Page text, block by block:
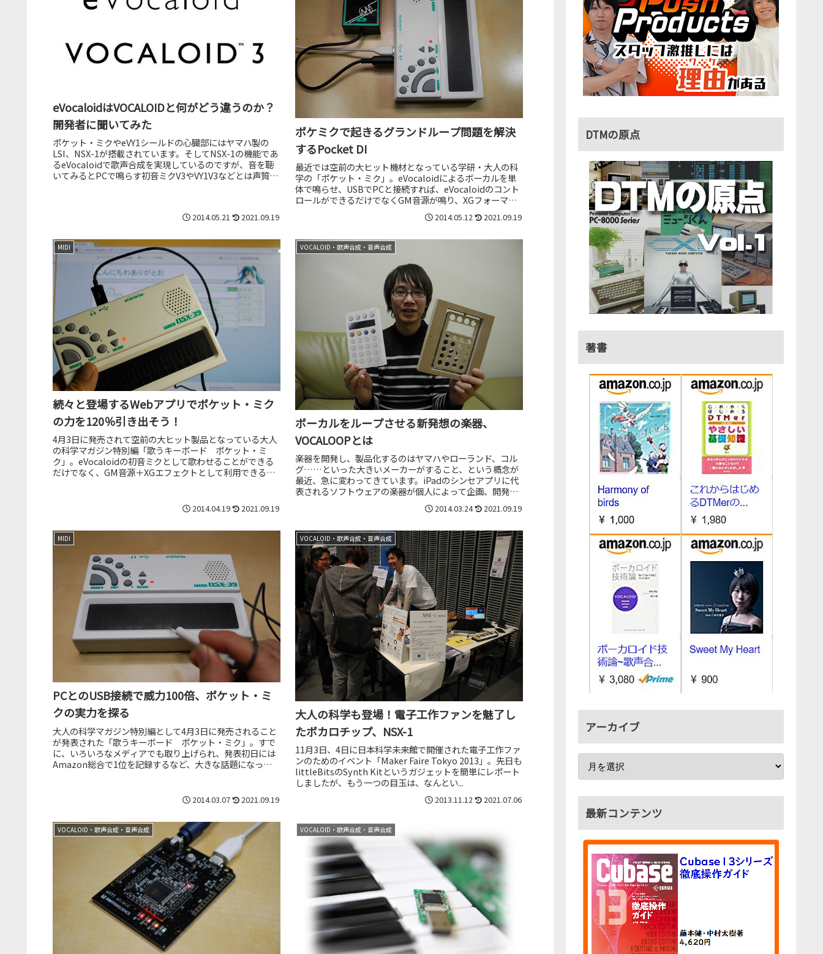
eVocaloidはVOCALOIDと何がどう違うのか？
開発者に聞いてみた
ポケット・ミクやeVY1シールドの心臓部にはヤマハ製の
LSI、NSX-1が搭載されています。そしてNSX-1の機能であ
るeVocaloidで歌声合成を実現しているのですが、音を聴
いてみるとPCで鳴らす初音ミクV3やVY1V3などとは声質や
2014.05.21 2021.09.19
ポケミクで起きるグランドループ問題を解決
するPocket DI
最近では空前の大ヒット機材となっている学研・大人の科
学の「ポケット・ミク」。eVocaloidによるボーカルを単
体で鳴らせ、USBでPCと接続すれば、eVocaloidのコント
ロールができるだけでなくGM音源が鳴り、XGフォーマッ
2014.05.12 2021.09.19
MIDI
続々と登場するWebアプリでポケット・ミク
の力を120％引き出そう！
4月3日に発売されて空前の大ヒット製品となっている大人
の科学マガジン特別編「歌うキーボード ポケット・ミ
ク」。eVocaloidの初音ミクとして歌わせることができる
だけでなく、GM音源＋XGエフェクトとして利用できるこ
2014.04.19 2021.09.19
VOCALOID・歌声合成・音声合成
ボーカルをループさせる新発想の楽器、
VOCALOOPとは
楽器を開発し、製品化するのはヤマハやローランド、コル
グ……といった大きいメーカーがすること、という概念が
最近、急に変わってきています。iPadのシンセアプリに代
表されるソフトウェアの楽器が個人によって企画、開発さ
2014.03.24 2021.09.19
MIDI
PCとのUSB接続で威力100倍、ポケット・ミ
クの実力を探る
大人の科学マガジン特別編として4月3日に発売されること
が発表された「歌うキーボード ポケット・ミク」。すで
に、いろいろなメディアでも取り上げられ、発表初日には
Amazon総合で1位を記録するなど、大きな話題になってい
2014.03.07 2021.09.19
VOCALOID・歌声合成・音声合成
大人の科学も登場！電子工作ファンを魅了し
たボカロチップ、NSX-1
11月3日、4日に日本科学未来館で開催された電子工作ファ
ンのためのイベント「Maker Faire Tokyo 2013」。先日も
littleBitsのSynth Kitというガジェットを簡単にレポート
しましたが、もう一つの目玉は、なんとい...
2013.11.12 2021.07.06
VOCALOID・歌声合成・音声合成 VOCALOID・歌声合成・音声合成
DTMの原点
著書
アーカイブ
最新コンテンツ